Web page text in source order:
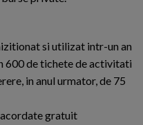
si utilizat intr-un an
600 de tichete de activitati
in anul urmator, de 75
gratuit